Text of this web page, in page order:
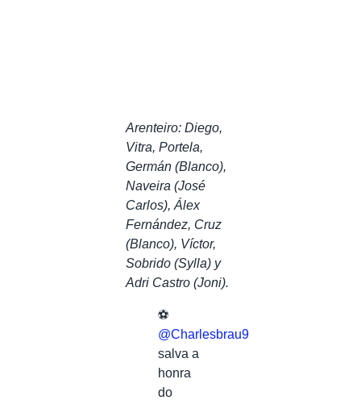
Arenteiro: Diego,
Vitra, Portela,
Germán (Blanco),
Naveira (José
Carlos), Álex
Fernández, Cruz
(Blanco), Víctor,
Sobrido (Sylla) y
Adri Castro (Joni).
⚽️
@Charlesbrau9
salva a
honra
do